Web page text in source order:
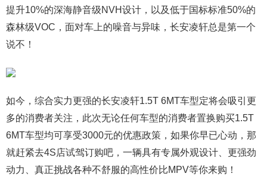
提升10%的深海静音级NVH设计，以及低于国标标准50%的
森林级VOC，面对车上的噪音与异味，长安凌轩总是第一个
说不！
如今，综合实力更强的长安凌轩1.5T 6MT车型定将会吸引更
多的消费者关注，此次无论任何车型的消费者置换购买1.5T
6MT车型均可享受3000元的优惠政策，如果你早已心动，那
就赶紧去4S店试驾订购吧，一辆具有专属外观设计、更强劲
动力、真正挑战各种不舒服的高性价比MPV等你来购！